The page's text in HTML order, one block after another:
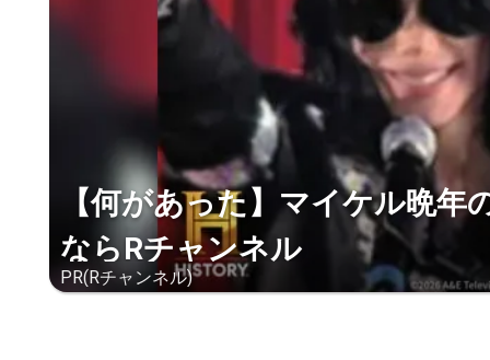
【何があった】マイケル晩年
ならRチャンネル
PR(Rチャンネル)